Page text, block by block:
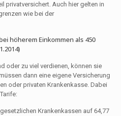
privatversichert. Auch hier gelten in
wie bei der
höherem Einkommen als 450
oder zu viel verdienen, können sie
dann eine eigene Versicherung
oder privaten Krankenkasse. Dabei
Krankenkassen auf 64,77